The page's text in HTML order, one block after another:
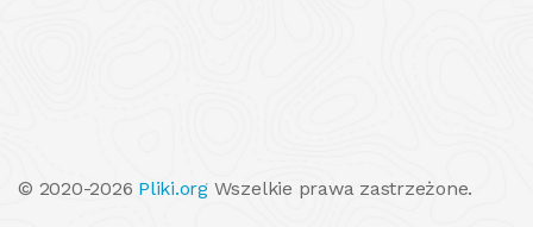
© 2020-2026 Pliki.orgWszelkie prawa zastrzeżone.